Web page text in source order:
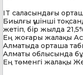
IT саласындағы
Биылғы үшінші
жетіп, бір жылда
Ең жоғары жалақы
Алматыда орташа
Алматы облысында
Ең төменгі жалақы